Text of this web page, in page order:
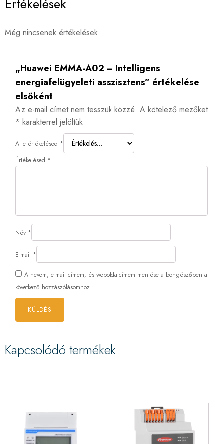
Értékelések
Még nincsenek értékelések.
„Huawei EMMA-A02 – Intelligens
energiafelügyeleti asszisztens” értékelése
elsőként
Az e-mail címet nem tesszük közzé. A kötelező mezőket
* karakterrel jelöltük
A te értékelésed *
Értékelésed *
Név *
E-mail *
A nevem, e-mail címem, és weboldalcímem mentése a böngészőben a
következő hozzászólásomhoz.
Kapcsolódó termékek